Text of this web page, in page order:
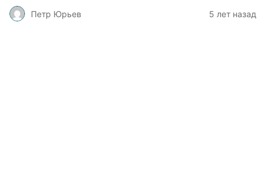
Петр Юрьев 5 лет назад